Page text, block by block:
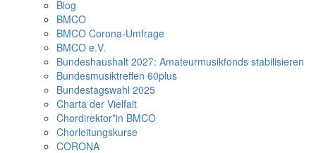
Blog
BMCO
BMCO Corona-Umfrage
BMCO e.V.
Bundeshaushalt 2027: Amateurmusikfonds stabilisieren
Bundesmusiktreffen 60plus
Bundestagswahl 2025
Charta der Vielfalt
Chordirektor*in BMCO
Chorleitungskurse
CORONA